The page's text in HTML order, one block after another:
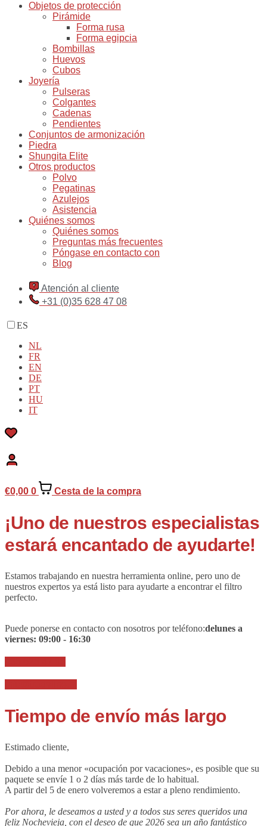
Objetos de protección
Pirámide
Forma rusa
Forma egipcia
Bombillas
Huevos
Cubos
Joyería
Pulseras
Colgantes
Cadenas
Pendientes
Conjuntos de armonización
Piedra
Shungita Elite
Otros productos
Polvo
Pegatinas
Azulejos
Asistencia
Quiénes somos
Quiénes somos
Preguntas más frecuentes
Póngase en contacto con
Blog
Atención al cliente
+31 (0)35 628 47 08
ES
NL
FR
EN
DE
PT
HU
IT
€0,00 0 Cesta de la compra
¡Uno de nuestros especialistas
estará encantado de ayudarte!
Estamos trabajando en nuestra herramienta online, pero uno de
nuestros expertos ya está listo para ayudarte a encontrar el filtro
perfecto.
Puede ponerse en contacto con nosotros por teléfono:delunes a
viernes: 09:00 - 16:30
Tiempo de envío más largo
Estimado cliente,
Debido a una menor «ocupación por vacaciones», es posible que su
paquete se envíe 1 o 2 días más tarde de lo habitual.
A partir del 5 de enero volveremos a estar a pleno rendimiento.
Por ahora, le deseamos a usted y a todos sus seres queridos una
feliz Nochevieja, con el deseo de que 2026 sea un año fantástico